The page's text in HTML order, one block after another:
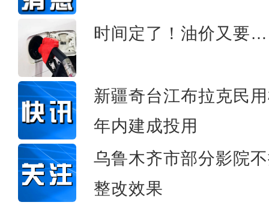
时间定了！油价又要
新疆奇台江布拉克民
年内建成投用
乌鲁木齐市部分影院
整改效果